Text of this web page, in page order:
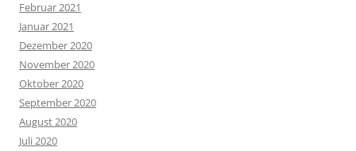
Februar 2021
Januar 2021
Dezember 2020
November 2020
Oktober 2020
September 2020
August 2020
Juli 2020